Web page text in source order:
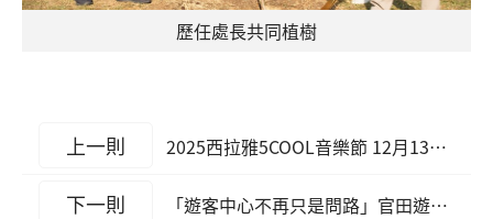
歷任處長共同植樹
上一則 2025西拉雅5COOL音樂節 12月13日、14日登場 活動資訊、交通管制、旅遊攻略 報你知
下一則 「遊客中心不再只是問路」官田遊客中心以全新品牌故事重啟 讓遊客中心成為旅程中最美的第一站